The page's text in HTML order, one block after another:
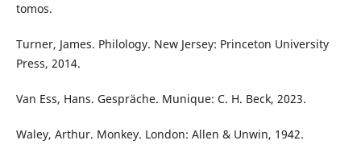
tomos.
Turner, James. Philology. New Jersey: Princeton University
Press, 2014.
Van Ess, Hans. Gespräche. Munique: C. H. Beck, 2023.
Waley, Arthur. Monkey. London: Allen & Unwin, 1942.